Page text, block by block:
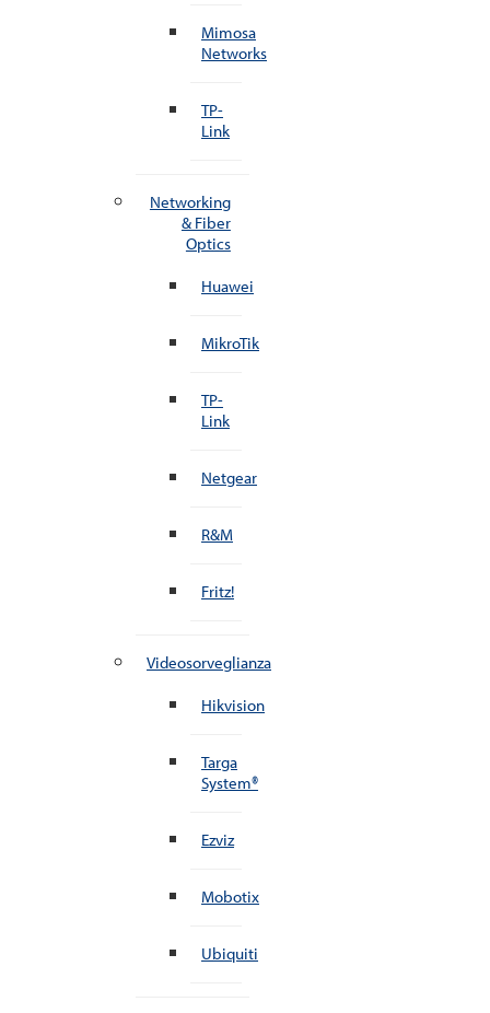
Mimosa
Networks
TP-
Link
Networking
& Fiber
Optics
Huawei
MikroTik
TP-
Link
Netgear
R&M
Fritz!
Videosorveglianza
Hikvision
Targa
System®
Ezviz
Mobotix
Ubiquiti